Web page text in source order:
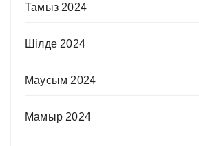
Тамыз 2024
Шілде 2024
Маусым 2024
Мамыр 2024